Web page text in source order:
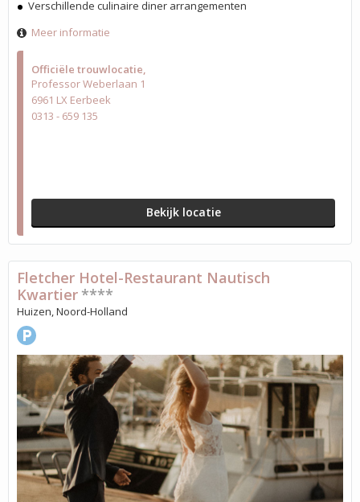
Officiële trouwlocatie
Professor Weberlaan 1
6961 LX Eerbeek
0313 - 659 135
Bekijk locatie
Verschillende culinaire diner arrangementen
Meer informatie
Fletcher Hotel-Restaurant Nautisch
Kwartier ****
Huizen, Noord-Holland